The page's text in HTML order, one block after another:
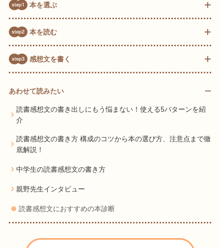
本を選ぶ
本を読む
書き始める前が大事!! 親子で話しをしよう
構想メモを取ろう
よい読書感想文を読もう
感想文を書く
ワンランク上の感想文にするには
どうしても書けない人のための裏ワザテクニック
あわせて読みたい
読書感想文の書き出しにもう悩まない！使える5パターンを紹
介
読書感想文の書き方 構成のコツから本の選び方、注意点まで徹
底解説！
中学生の読書感想文の書き方
親野先生インタビュー
読書感想文におすすめの本診断